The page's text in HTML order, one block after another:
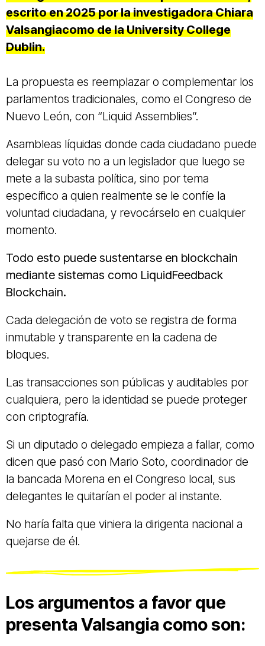
escrito en 2025 por la investigadora Chiara
Valsangiacomo de la University College
Dublin.
La propuesta es reemplazar o complementar los
parlamentos tradicionales, como el Congreso de
Nuevo León, con “Liquid Assemblies”.
Asambleas líquidas donde cada ciudadano puede
delegar su voto no a un legislador que luego se
mete a la subasta política, sino por tema
específico a quien realmente se le confíe la
voluntad ciudadana, y revocárselo en cualquier
momento.
Todo esto puede sustentarse en blockchain
mediante sistemas como LiquidFeedback
Blockchain.
Cada delegación de voto se registra de forma
inmutable y transparente en la cadena de
bloques.
Las transacciones son públicas y auditables por
cualquiera, pero la identidad se puede proteger
con criptografía.
Si un diputado o delegado empieza a fallar, como
dicen que pasó con Mario Soto, coordinador de
la bancada Morena en el Congreso local, sus
delegantes le quitarían el poder al instante.
No haría falta que viniera la dirigenta nacional a
quejarse de él.
Los argumentos a favor que
presenta Valsangia como son: